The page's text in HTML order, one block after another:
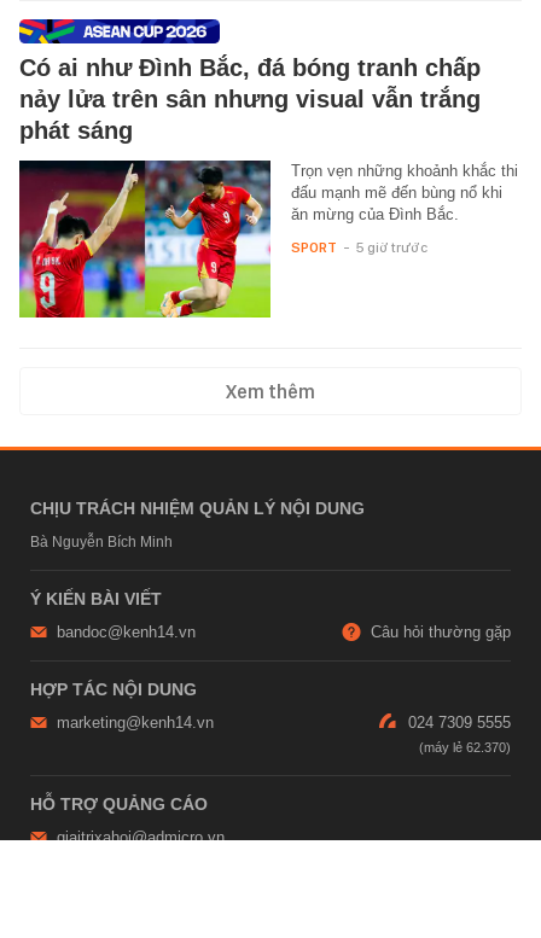
Có ai như Đình Bắc, đá bóng tranh chấp
nảy lửa trên sân nhưng visual vẫn trắng
phát sáng
Trọn vẹn những khoảnh khắc thi
đấu mạnh mẽ đến bùng nổ khi
ăn mừng của Đình Bắc.
SPORT - 5 giờ trước
Xem thêm
CHỊU TRÁCH NHIỆM QUẢN LÝ NỘI DUNG
Bà Nguyễn Bích Minh
Ý KIẾN BÀI VIẾT
bandoc@kenh14.vn Câu hỏi thường gặp
HỢP TÁC NỘI DUNG
marketing@kenh14.vn 024 7309 5555
HỖ TRỢ QUẢNG CÁO
giaitrixahoi@admicro.vn